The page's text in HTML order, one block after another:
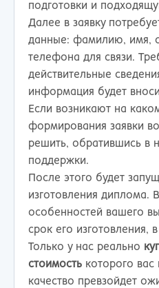
подготовки и
Далее в заявку
данные: фамилию, имя,
телефона для связи.
действительные
информация будет
Если возникают на
формирования заявки
решить, обратившись в
поддержки.
После этого будет
изготовления диплома.
особенностей вашего
срок его изготовления,
Только у нас реально
стоимость которого вас
качество превзойдет